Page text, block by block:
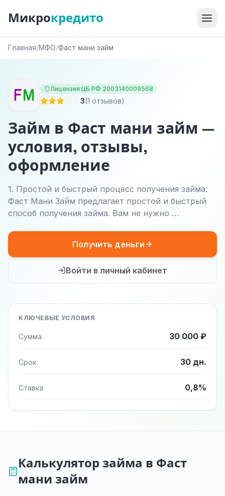
Микрокредито
Главная/МФО/Фаст мани займ
Лицензия ЦБ РФ 2003140009568
3(1 отзывов)
Займ в Фаст мани займ —
условия, отзывы,
оформление
1. Простой и быстрый процесс получения займа:
Фаст Мани Займ предлагает простой и быстрый
способ получения займа. Вам не нужно …
Получить деньги
Войти в личный кабинет
КЛЮЧЕВЫЕ УСЛОВИЯ
Сумма 30 000 ₽
Срок 30 дн.
Ставка 0,8%
Калькулятор займа в Фаст
мани займ